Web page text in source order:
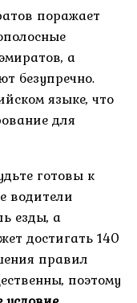
поражает
а
безупречно.
языке, что
для
готовы к
водители
езды, а
достигать 140
правил
поэтому